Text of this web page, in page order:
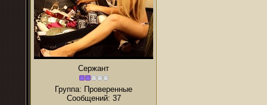
Сержант
Группа: Проверенные
Сообщений: 37